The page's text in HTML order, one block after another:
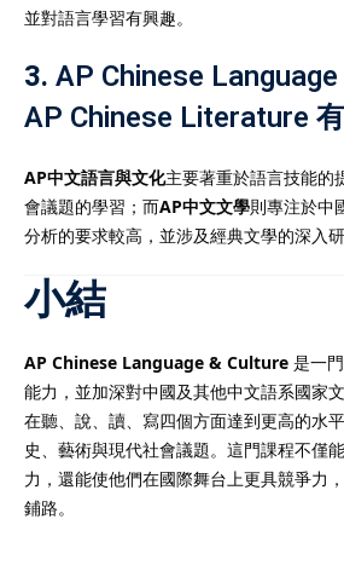
並對語言學習有興趣。
3. AP Chinese
AP Chinese Literature
AP中文語言與文化主要著重於語言技能的
會議題的學習；而AP中文文學則專注於中
分析的要求較高，並涉及經典文學的深入研
小結
AP Chinese Language & Culture 是一
能力，並加深對中國及其他中文語系國家
在聽、說、讀、寫四個方面達到更高的水
史、藝術與現代社會議題。這門課程不僅
力，還能使他們在國際舞台上更具競爭力
鋪路。